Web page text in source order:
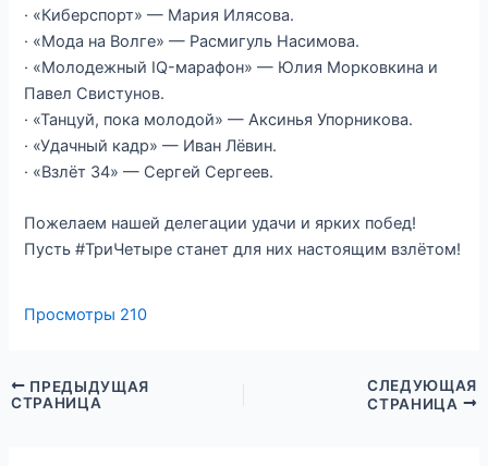
· «Киберспорт» — Мария Илясова.
· «Мода на Волге» — Расмигуль Насимова.
· «Молодежный IQ-марафон» — Юлия Морковкина и
Павел Свистунов.
· «Танцуй, пока молодой» — Аксинья Упорникова.
· «Удачный кадр» — Иван Лёвин.
· «Взлёт 34» — Сергей Сергеев.
Пожелаем нашей делегации удачи и ярких побед!
Пусть #ТриЧетыре станет для них настоящим взлётом!
Просмотры 210
ПРЕДЫДУЩАЯ
СТРАНИЦА
СЛЕДУЮЩАЯ
СТРАНИЦА